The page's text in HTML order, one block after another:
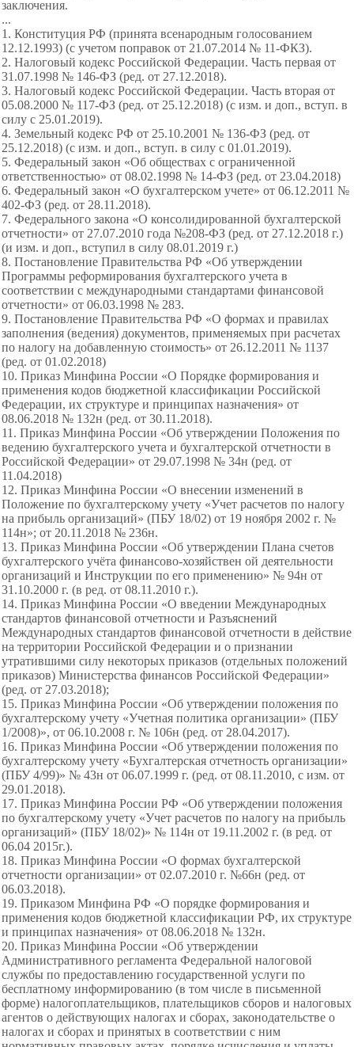
заключения.
...
1. Конституция РФ (принята всенародным голосованием
12.12.1993) (с учетом поправок от 21.07.2014 № 11-ФКЗ).
2. Налоговый кодекс Российской Федерации. Часть первая от
31.07.1998 № 146-ФЗ (ред. от 27.12.2018).
3. Налоговый кодекс Российской Федерации. Часть вторая от
05.08.2000 № 117-ФЗ (ред. от 25.12.2018) (с изм. и доп., вступ. в
силу с 25.01.2019).
4. Земельный кодекс РФ от 25.10.2001 № 136-ФЗ (ред. от
25.12.2018) (с изм. и доп., вступ. в силу с 01.01.2019).
5. Федеральный закон «Об обществах с ограниченной
ответственностью» от 08.02.1998 № 14-ФЗ (ред. от 23.04.2018)
6. Федеральный закон «О бухгалтерском учете» от 06.12.2011 №
402-ФЗ (ред. от 28.11.2018).
7. Федерального закона «О консолидированной бухгалтерской
отчетности» от 27.07.2010 года №208-ФЗ (ред. от 27.12.2018 г.)
(и изм. и доп., вступил в силу 08.01.2019 г.)
8. Постановление Правительства РФ «Об утверждении
Программы реформирования бухгалтерского учета в
соответствии с международными стандартами финансовой
отчетности» от 06.03.1998 № 283.
9. Постановление Правительства РФ «О формах и правилах
заполнения (ведения) документов, применяемых при расчетах
по налогу на добавленную стоимость» от 26.12.2011 № 1137
(ред. от 01.02.2018)
10. Приказ Минфина России «О Порядке формирования и
применения кодов бюджетной классификации Российской
Федерации, их структуре и принципах назначения» от
08.06.2018 № 132н (ред. от 30.11.2018).
11. Приказ Минфина России «Об утверждении Положения по
ведению бухгалтерского учета и бухгалтерской отчетности в
Российской Федерации» от 29.07.1998 № 34н (ред. от
11.04.2018)
12. Приказ Минфина России «О внесении изменений в
Положение по бухгалтерскому учету «Учет расчетов по налогу
на прибыль организаций» (ПБУ 18/02) от 19 ноября 2002 г. №
114н»; от 20.11.2018 № 236н.
13. Приказ Минфина России «Об утверждении Плана счетов
бухгалтерского учёта финансово-хозяйствен ой деятельности
организаций и Инструкции по его применению» № 94н от
31.10.2000 г. (в ред. от 08.11.2010 г.).
14. Приказ Минфина России «О введении Международных
стандартов финансовой отчетности и Разъяснений
Международных стандартов финансовой отчетности в действие
на территории Российской Федерации и о признании
утратившими силу некоторых приказов (отдельных положений
приказов) Министерства финансов Российской Федерации»
(ред. от 27.03.2018);
15. Приказ Минфина России «Об утверждении положения по
бухгалтерскому учету «Учетная политика организации» (ПБУ
1/2008)», от 06.10.2008 г. № 106н (ред. от 28.04.2017).
16. Приказ Минфина России «Об утверждении положения по
бухгалтерскому учету «Бухгалтерская отчетность организации»
(ПБУ 4/99)» № 43н от 06.07.1999 г. (ред. от 08.11.2010, с изм. от
29.01.2018).
17. Приказ Минфина России РФ «Об утверждении положения
по бухгалтерскому учету «Учет расчетов по налогу на прибыль
организаций» (ПБУ 18/02)» № 114н от 19.11.2002 г. (в ред. от
06.04 2015г.).
18. Приказ Минфина России «О формах бухгалтерской
отчетности организации» от 02.07.2010 г. №66н (ред. от
06.03.2018).
19. Приказом Минфина РФ «О порядке формирования и
применения кодов бюджетной классификации РФ, их структуре
и принципах назначения» от 08.06.2018 № 132н.
20. Приказ Минфина России «Об утверждении
Административного регламента Федеральной налоговой
службы по предоставлению государственной услуги по
бесплатному информированию (в том числе в письменной
форме) налогоплательщиков, плательщиков сборов и налоговых
агентов о действующих налогах и сборах, законодательстве о
налогах и сборах и принятых в соответствии с ним